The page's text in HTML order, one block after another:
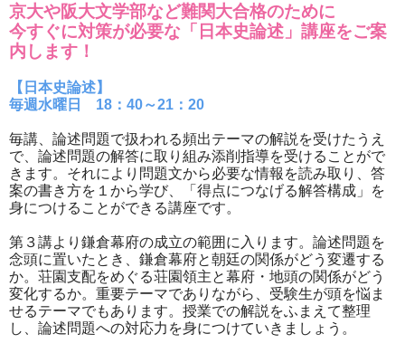
京大や阪大文学部など難関大合格のために
今すぐに対策が必要な「日本史論述」講座をご案
内します！
【日本史論述】
毎週水曜日 18：40～21：20
毎講、論述問題で扱われる頻出テーマの解説を受けたうえ
で、論述問題の解答に取り組み添削指導を受けることがで
きます。それにより問題文から必要な情報を読み取り、答
案の書き方を１から学び、「得点につなげる解答構成」を
身につけることができる講座です。
第３講より鎌倉幕府の成立の範囲に入ります。論述問題を
念頭に置いたとき、鎌倉幕府と朝廷の関係がどう変遷する
か。荘園支配をめぐる荘園領主と幕府・地頭の関係がどう
変化するか。重要テーマでありながら、受験生が頭を悩ま
せるテーマでもあります。授業での解説をふまえて整理
し、論述問題への対応力を身につけていきましょう。